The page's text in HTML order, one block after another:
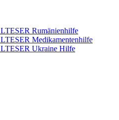
Rumänienhilfe
Medikamentenhilfe
Ukraine Hilfe